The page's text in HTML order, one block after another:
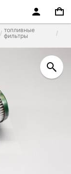
топливные
фильтры